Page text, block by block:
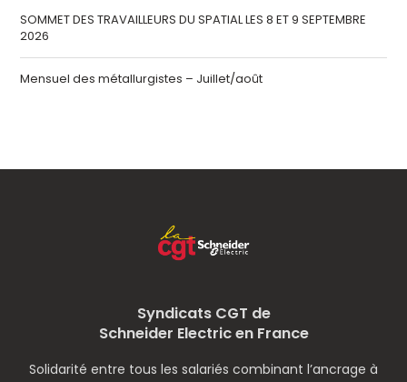
SOMMET DES TRAVAILLEURS DU SPATIAL LES 8 ET 9 SEPTEMBRE
2026
Mensuel des métallurgistes – Juillet/août
Syndicats CGT de
Schneider Electric en France
Solidarité entre tous les salariés combinant l’ancrage à